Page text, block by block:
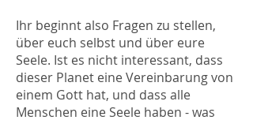
Ihr beginnt also Fragen zu stellen,
über euch selbst und über eure
Seele. Ist es nicht interessant, dass
dieser Planet eine Vereinbarung von
einem Gott hat, und dass alle
Menschen eine Seele haben - was